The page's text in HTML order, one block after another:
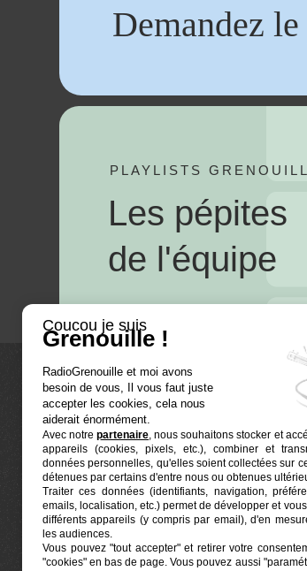
Demandez
PLAYLISTS
Les pépites
de l'équipe
Euphonia est le partenaire producteur de Radio
Grenouille, radio associative marseillaise.
Locaux situés à la Friche Belle de Mai
41, rue Jobin — 13003 Marseille
Coucou je suis
Grenouille !
RadioGrenouille et moi avons
besoin de vous, Il vous faut juste
accepter les cookies, cela nous
aiderait énormément.
Avec notrepartenaire, nous souhaitons stocker et
appareils (cookies, pixels, etc.), combiner et
données personnelles, qu'elles soient collectées sur
détenues par certains d'entre nous ou obtenues
Traiter ces données (identifiants, navigation,
emails, localisation, etc.) permet de développer et
différents appareils (y compris par email), d'en
les audiences.
Vous pouvez "tout accepter" et retirer votre
"cookies" en bas de page. Vous pouvez aussi